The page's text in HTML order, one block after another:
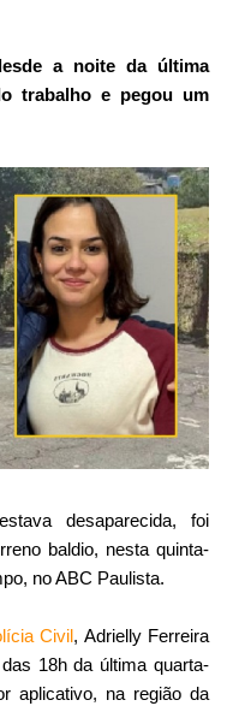
a noite da última
trabalho e pegou um
desaparecida, foi
baldio, nesta quinta-
no ABC Paulista.
Civil, Adrielly Ferreira
18h da última quarta-
aplicativo, na região da